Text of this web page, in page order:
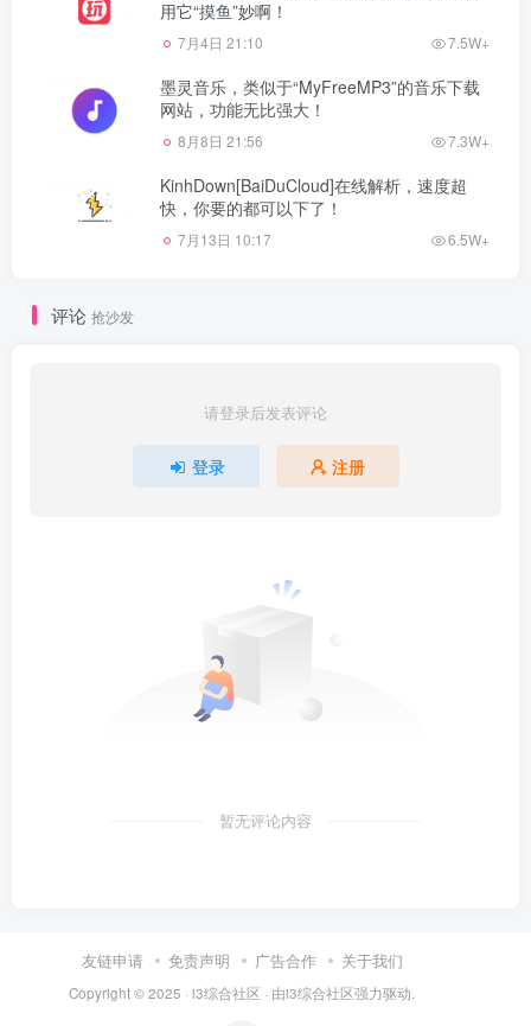
用它“摸鱼”妙啊！
7月4日 21:10 7.5W+
墨灵音乐，类似于“MyFreeMP3”的音乐下载
网站，功能无比强大！
8月8日 21:56 7.3W+
KinhDown[BaiDuCloud]在线解析，速度超
快，你要的都可以下了！
7月13日 10:17 6.5W+
评论 抢沙发
请登录后发表评论
登录 注册
暂无评论内容
友链申请 免责声明 广告合作 关于我们
Copyright © 2025 · i3综合社区 · 由i3综合社区强力驱动.